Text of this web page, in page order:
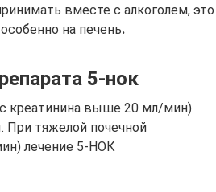
вместе с алкоголем, это
на печень.
5-нок
креатинина выше 20 мл/мин)
При тяжелой почечной
лечение 5-НОК